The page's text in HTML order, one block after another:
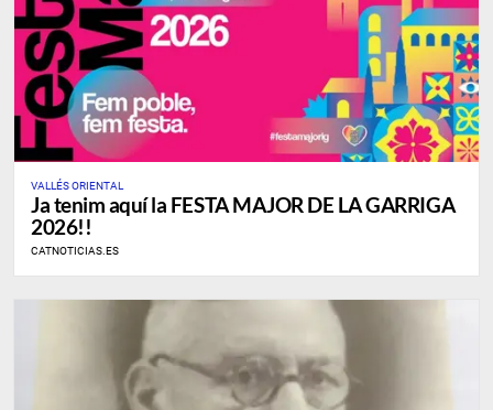
VALLÉS ORIENTAL
Ja tenim aquí la FESTA MAJOR DE LA GARRIGA
2026!!
CATNOTICIAS.ES